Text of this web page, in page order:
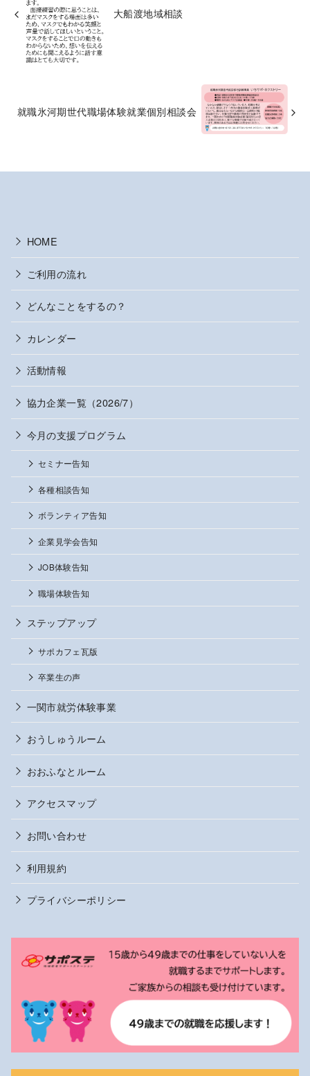
大船渡地域相談
就職氷河期世代職場体験就業個別相談会
HOME
ご利用の流れ
どんなことをするの？
カレンダー
活動情報
協力企業一覧（2026/7）
今月の支援プログラム
セミナー告知
各種相談告知
ボランティア告知
企業見学会告知
JOB体験告知
職場体験告知
ステップアップ
サポカフェ瓦版
卒業生の声
一関市就労体験事業
おうしゅうルーム
おおふなとルーム
アクセスマップ
お問い合わせ
利用規約
プライバシーポリシー